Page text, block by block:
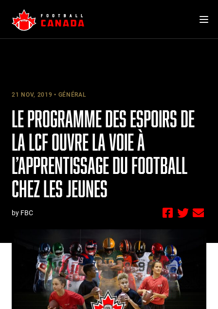
content
21 NOV, 2019 GÉNÉRAL
LE PROGRAMME DES ESPOIRS DE
LA LCF OUVRE LA VOIE À
L’APPRENTISSAGE DU FOOTBALL
CHEZ LES JEUNES
by FBC